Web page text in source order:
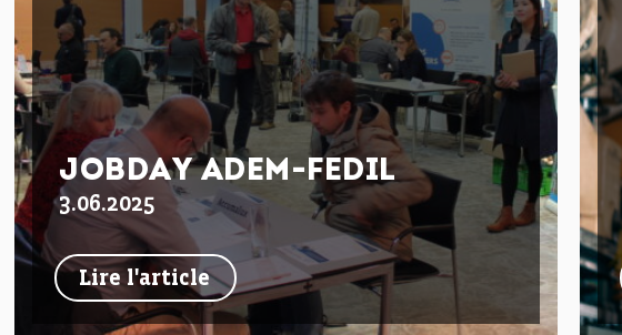
JOBDAY ADEM-FEDIL
Lire l'article
3.06.2025